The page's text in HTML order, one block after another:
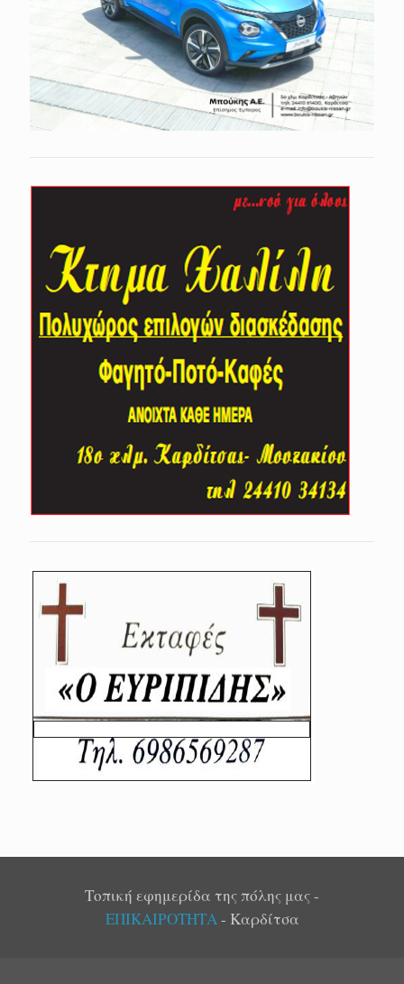
Τοπική εφημερίδα της πόλης μας -
ΕΠΙΚΑΙΡΟΤΗΤΑ- Καρδίτσα